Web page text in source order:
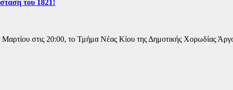
του 1821!
στις 20:00, το Τμήμα Νέας Κίου της Δημοτικής Χορωδίας